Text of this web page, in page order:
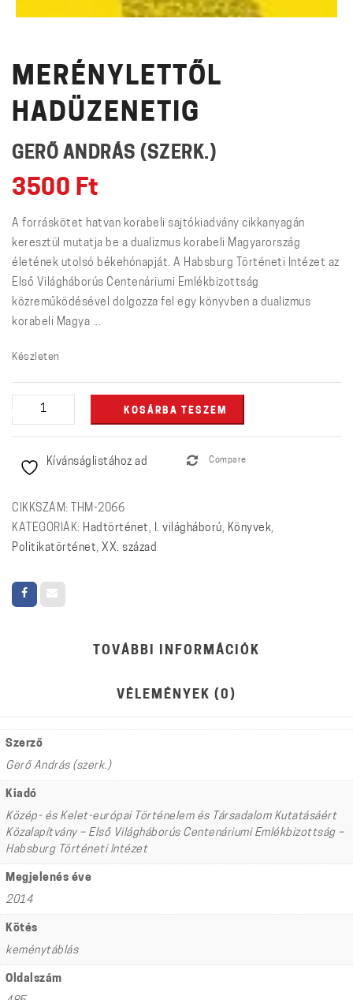
MERÉNYLETTŐL
HADÜZENETIG
GERŐ ANDRÁS (SZERK.)
3500 Ft
A forráskötet hatvan korabeli sajtókiadvány cikkanyagán
keresztül mutatja be a dualizmus korabeli Magyarország
életének utolsó békehónapját. A Habsburg Történeti Intézet az
Első Világháborús Centenáriumi Emlékbizottság
közreműködésével dolgozza fel egy könyvben a dualizmus
korabeli Magya ...
Készleten
Merénylettől
hadüzenetig
KOSÁRBA TESZEM
Kívánságlistához ad Compare
CIKKSZÁM:
THM-2066
KATEGÓRIÁK: Hadtörténet , I. világháború, Könyvek,
Politikatörténet, XX. század
TOVÁBBI INFORMÁCIÓK
VÉLEMÉNYEK (0)
Szerző
Gerő András (szerk.)
Kiadó
Közép- és Kelet-európai Történelem és Társadalom Kutatásáért
Közalapítvány – Első Világháborús Centenáriumi Emlékbizottság –
Habsburg Történeti Intézet
Megjelenés éve
2014
Kötés
keménytáblás
Oldalszám